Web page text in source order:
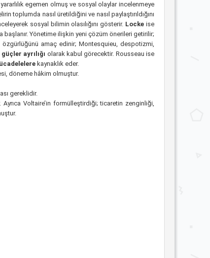
egemen olmuş ve sosyal olaylar incelenmeye
toplumda nasıl üretildiğini ve nasıl paylaştırıldığını
sosyal bilimin olasılığını gösterir. Locke ise
Yönetime ilişkin yeni çözüm önerileri getirilir;
özgürlüğünü amaç edinir; Montesquieu, despotizmi,
güçler ayrılığı olarak kabul görecektir. Rousseau ise
kaynaklık eder.
döneme hâkim olmuştur.
gereklidir.
Ayrıca Voltaire’in formülleştirdiği; ticaretin zenginliği,